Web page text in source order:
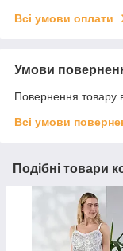
Всі умови оплати
Умови
Повернення товару
Всі умови
Подібні товари